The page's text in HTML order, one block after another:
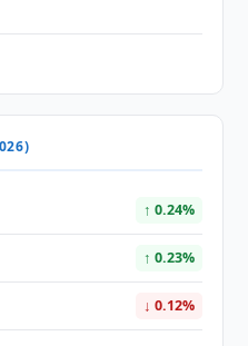
↑ 0.24%
↑ 0.23%
↓ 0.12%